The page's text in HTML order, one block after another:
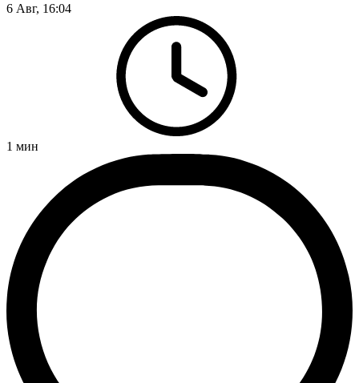
6 Авг, 16:04
1 мин